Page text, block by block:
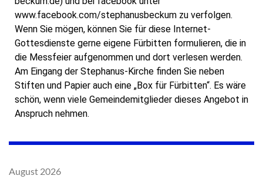
www.facebook.com/stephanusbeckum zu verfolgen.
Wenn Sie mögen, können Sie für diese Internet-
Gottesdienste gerne eigene Fürbitten formulieren, die in
die Messfeier aufgenommen und dort verlesen werden.
Am Eingang der Stephanus-Kirche finden Sie neben
Stiften und Papier auch eine „Box für Fürbitten“. Es wäre
schön, wenn viele Gemeindemitglieder dieses Angebot in
Anspruch nehmen.
August 2026